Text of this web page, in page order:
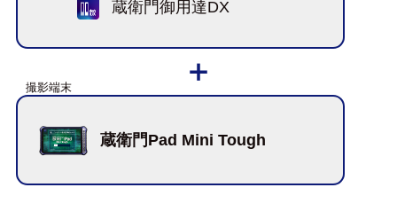
蔵衛門御用達DX
蔵衛門Pad Mini Tough